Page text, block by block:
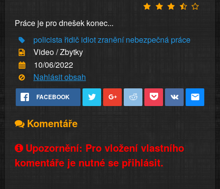
Práce je pro dnešek konec...
policistařidič idiotzranění nebezpečná práce
Video / Zbytky
10/06/2022
Nahlásit obsah
FACEBOOK
Komentáře
Upozornění: Pro vložení vlastního
komentáře je nutné se přihlásit.